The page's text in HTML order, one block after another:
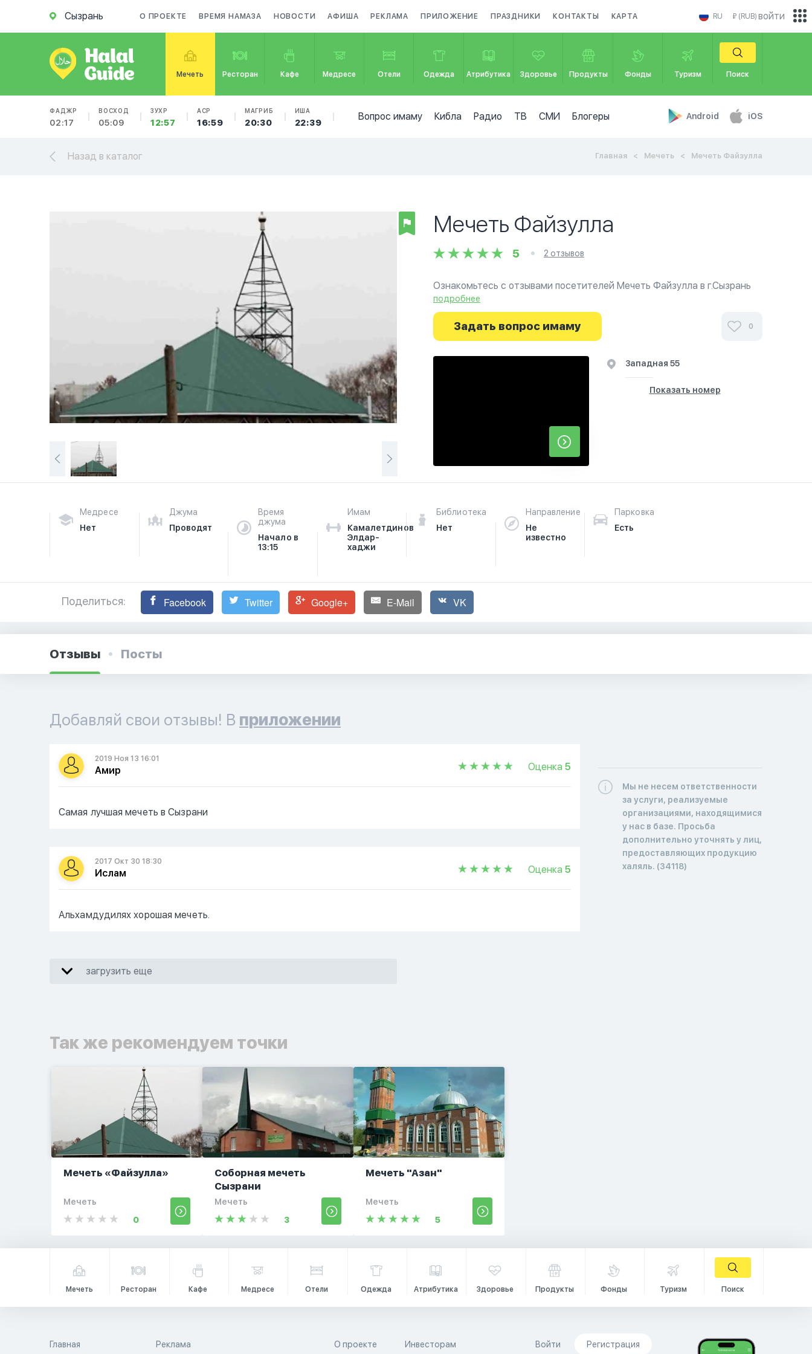
Сызрань О ПРОЕКТЕ ВРЕМЯ НАМАЗА НОВОСТИ АФИША РЕКЛАМА ПРИЛОЖЕНИЕ ПРАЗДНИКИ КОНТАКТЫ КАРТА RU ₽ (RUB)
Мечеть Ресторан Кафе Медресе Отели Одежда Атрибутика Здоровье Продукты Фонды Туризм Поиск
ФАДЖР
02:17
ВОСХОД
05:09
ЗУХР
12:57
АСР
16:59
МАГРИБ
20:30
ИША
22:39
Вопрос имаму Кибла Радио ТВ СМИ Блогеры Android iOS
войти
Назад в каталог Главная Мечеть Мечеть Файзулла
Мечеть Файзулла
5 2 отзывов
Ознакомьтесь с отзывами посетителей Мечеть Файзулла в г.Сызрань
на фотографиях и узнайте о часах работы. Ваше духовное путешествие
начинается здесь.
подробнее
Задать вопрос имаму 0
Западная 55
Показать номер
Медресе
Нет
Джума
Проводят
Время
джума
Начало в
13:15
Имам
Камалетдинов
Элдар-
хаджи
Библиотека
Нет
Направление
Не
известно
Парковка
Есть
Поделиться: Facebook Twitter Google+ E-Mail VK
Отзывы Посты
Добавляй свои отзывы! В приложении
2019 Ноя 13 16:01
Амир Оценка 5
Самая лучшая мечеть в Сызрани
2017 Окт 30 18:30
Ислам Оценка 5
Альхамдудилях хорошая мечеть.
загрузить еще
Так же рекомендуем точки
Мечеть «Файзулла»
Мечеть
0
Соборная мечеть
Сызрани
Мечеть
3
Мечеть "Азан"
Мечеть
5
Мы не несем ответственности
за услуги, реализуемые
организациями, находящимися
у нас в базе. Просьба
дополнительно уточнять у лиц,
предоставляющих продукцию
халяль. (34118)
Мечеть Ресторан Кафе Медресе Отели Одежда Атрибутика Здоровье Продукты Фонды Туризм Поиск
Главная Реклама О проекте Инвесторам Войти Регистрация